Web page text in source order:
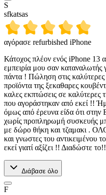
S
sfkatsas
αγόρασε refurbished iPhone
Κάτοχος πλέον ενός iPhone 13
εμπειρία μου σαν καταναλωτής
πάντα ! Πώληση στις καλύτερες
προϊόντα της ξεκαθαρες
καλες εκπτώσεις σε καλύτερες
που αγοράστηκαν από εκεί !!
όμως από έρευνα είδα ότι
χωρίς προπληρωμή συσκευής
με δώρο θήκη και τζαμακι .
και γνωστες του αντικειμένου
εκεί γιατί αξίζει !! Διαδώστε
Διάβασε όλο
F